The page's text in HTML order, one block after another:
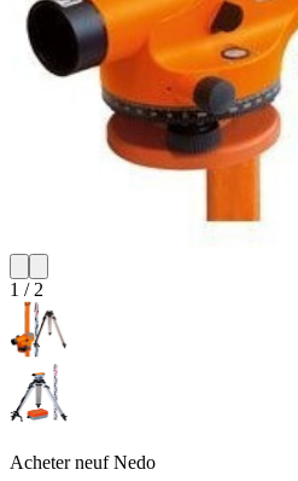
1 / 2
Acheter neuf Nedo